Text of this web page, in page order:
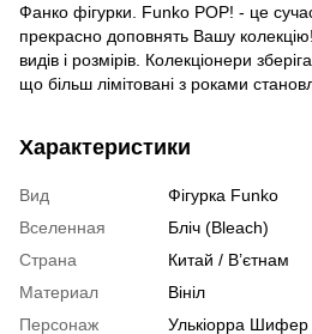
Фанко фігурки. Funko POP! - це
прекрасно доповнять Вашу
видів і розмірів. Колекціонери
що більш лімітовані з роками
Характеристики
Вид
Фігурка Funko
Вселенная
Бліч (Bleach)
Страна
Китай / В’єтнам
Материал
Вініл
Персонаж
Улькіорра